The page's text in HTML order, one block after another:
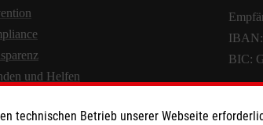
und Helfen
IBAN:
BIC:
technischen Betrieb unserer Webseite